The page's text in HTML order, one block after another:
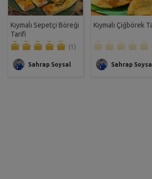
Kıymalı Sepetçi Böreği
Tarifi
(1)
Sahrap Soysal
Kıymalı Çiğbörek
Sahrap Soysal